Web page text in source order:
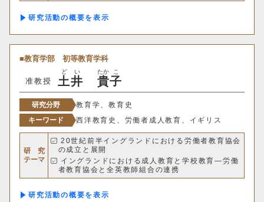
研究活動の概要
教育学部 初等教育学科
准教授 土
ど
井
い
貴
たか
子
こ
研究分野
教育学、教育史
キーワード
西洋教育史、労働者成人教育、イギリス
研 究
テーマ
20世紀前半イングランドにおける労働者教育協会
の成立と展開
イングランドにおける成人教育と学校教育―労働
者教育協会と全英教師組合の連携
20世紀前半イギリスにおけるソーシャル・スタデ
ィのための大学間協議会 など
研究活動の概要
学芸員教育センター
学生支援機構
グローバルセンター
キャリア支援センター
情報基盤センター